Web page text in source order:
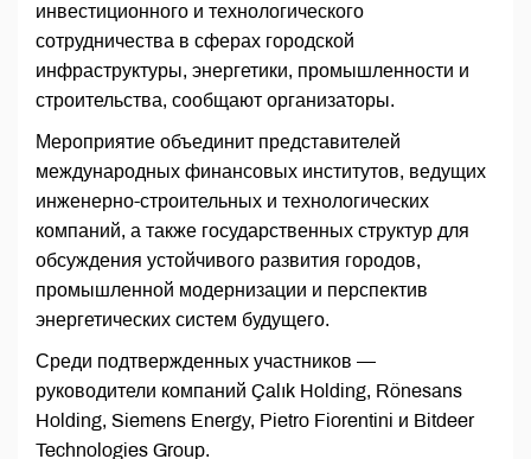
инвестиционного и технологического
сотрудничества в сферах городской
инфраструктуры, энергетики, промышленности и
строительства, сообщают организаторы.
Мероприятие объединит представителей
международных финансовых институтов, ведущих
инженерно-строительных и технологических
компаний, а также государственных структур для
обсуждения устойчивого развития городов,
промышленной модернизации и перспектив
энергетических систем будущего.
Среди подтвержденных участников —
руководители компаний Çalık Holding, Rönesans
Holding, Siemens Energy, Pietro Fiorentini и Bitdeer
Technologies Group.